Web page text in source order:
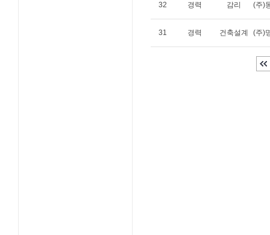
32 경력 감리 (주)
31 경력 건축설계 (주)